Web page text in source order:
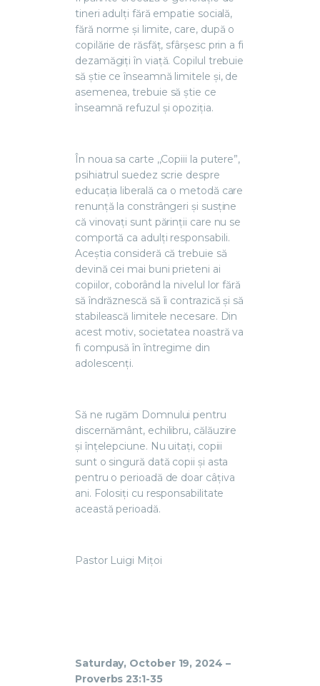
tineri adulți fără empatie socială,
fără norme și limite, care, după o
copilărie de răsfăț, sfârșesc prin a fi
dezamăgiți în viață. Copilul trebuie
să știe ce înseamnă limitele și, de
asemenea, trebuie să știe ce
înseamnă refuzul și opoziția.
În noua sa carte ,,Copiii la putere”,
psihiatrul suedez scrie despre
educația liberală ca o metodă care
renunță la constrângeri și susține
că vinovați sunt părinții care nu se
comportă ca adulți responsabili.
Aceștia consideră că trebuie să
devină cei mai buni prieteni ai
copiilor, coborând la nivelul lor fără
să îndrăznescă să îi contrazică și să
stabilească limitele necesare. Din
acest motiv, societatea noastră va
fi compusă în întregime din
adolescenți.
Să ne rugăm Domnului pentru
discernământ, echilibru, călăuzire
și înțelepciune. Nu uitați, copiii
sunt o singură dată copii și asta
pentru o perioadă de doar câțiva
ani. Folosiți cu responsabilitate
această perioadă.
Pastor Luigi Mițoi
Saturday, October 19, 2024 –
Proverbs 23:1-35